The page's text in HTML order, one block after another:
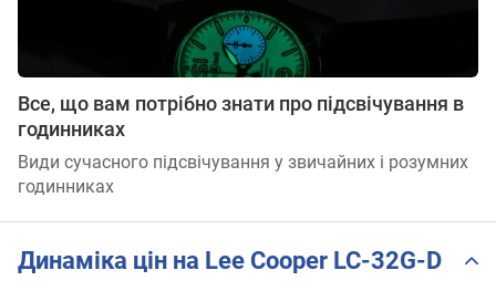
Все, що вам потрібно знати про підсвічування в
годинниках
Види сучасного підсвічування у звичайних і розумних
годинниках
Динаміка цін на Lee Cooper LC-32G-D